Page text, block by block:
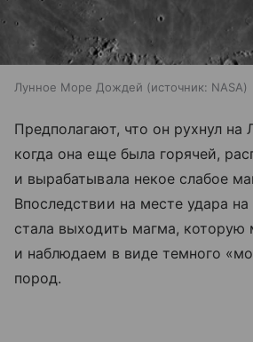
Лунное Море Дождей источник: NASA
Предполагают, что он рухнул на
когда она еще была горячей,
и вырабатывала некое слабое
Впоследствии на месте удара на
стала выходить магма, которую
и наблюдаем в виде темного
пород.